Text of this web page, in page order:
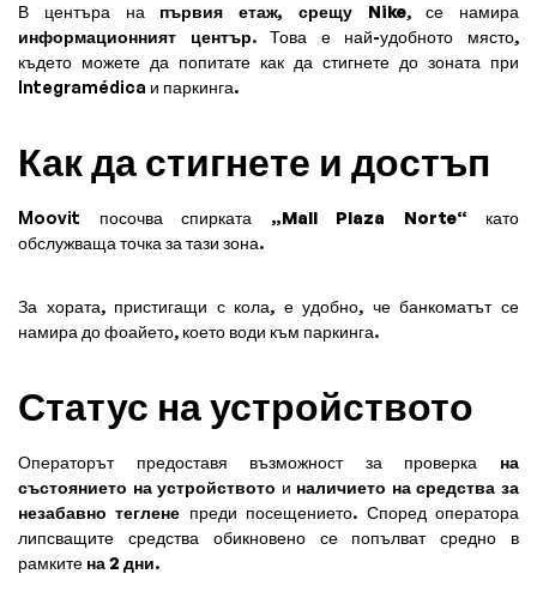
В центъра на първия етаж, срещу Nike, се намира
информационният център. Това е най-удобното място,
където можете да попитате как да стигнете до зоната при
Integramédica и паркинга.
Как да стигнете и достъп
Moovit посочва спирката „Mall Plaza Norte“ като
обслужваща точка за тази зона.
За хората, пристигащи с кола, е удобно, че банкоматът се
намира до фоайето, което води към паркинга.
Статус на устройството
Операторът предоставя възможност за проверка на
състоянието на устройството и наличието на средства за
незабавно теглене преди посещението. Според оператора
липсващите средства обикновено се попълват средно в
рамките на 2 дни.